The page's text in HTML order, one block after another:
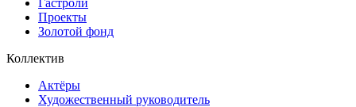
Гастроли
Проекты
Золотой фонд
Коллектив
Актёры
Художественный руководитель